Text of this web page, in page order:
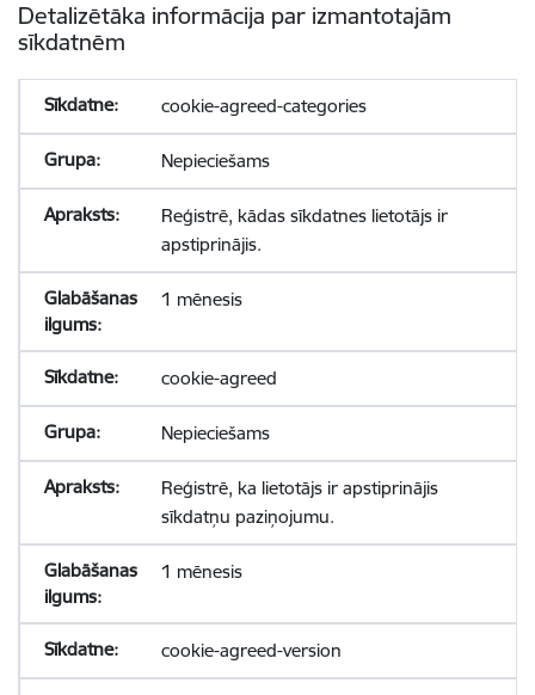
Detalizētāka informācija par izmantotajām
sīkdatnēm
cookie-agreed-categories
Nepieciešams
Reģistrē, kādas sīkdatnes lietotājs ir
apstiprinājis.
1 mēnesis
cookie-agreed
Nepieciešams
Reģistrē, ka lietotājs ir apstiprinājis
sīkdatņu paziņojumu.
1 mēnesis
cookie-agreed-version